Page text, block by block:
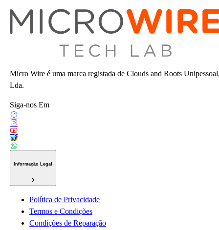
Micro Wire é uma marca registada de Clouds and Roots
Lda.
Siga-nos Em
Informação Legal
Política de Privacidade
Termos e Condições
Condições de Reparação